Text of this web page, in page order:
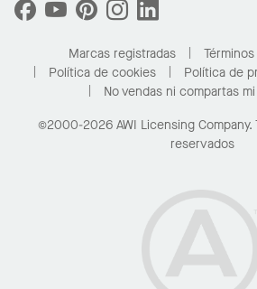
Desempeño
Solicitar muestras
Compre en línea con Kanopi
Para el hogar
Marcas registradas
Política de cookies
Política de
No vendas ni compartas
©2000-2026 AWI Licensing
reservados